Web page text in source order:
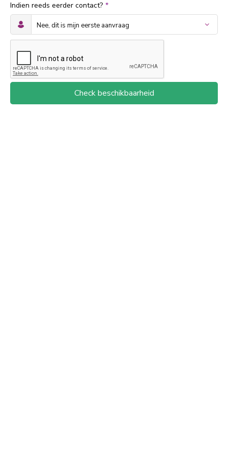
Indien reeds eerder contact? *
Check beschikbaarheid